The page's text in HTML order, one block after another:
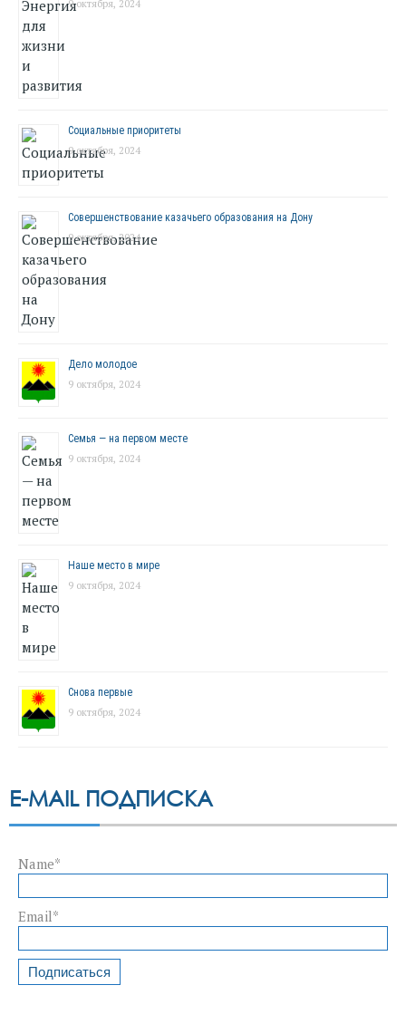
9 октября, 2024
Социальные приоритеты
9 октября, 2024
Совершенствование казачьего образования на Дону
9 октября, 2024
Дело молодое
9 октября, 2024
Семья — на первом месте
9 октября, 2024
Наше место в мире
9 октября, 2024
Снова первые
9 октября, 2024
E-MAIL ПОДПИСКА
Name*
Email*